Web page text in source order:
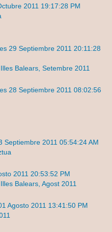
2011 19:17:28 PM
29 Septiembre 2011 20:11:28
Balears, Setembre 2011
28 Septiembre 2011 08:02:56
Septiembre 2011 05:54:24 AM
2011 20:53:52 PM
Balears, Agost 2011
Agosto 2011 13:41:50 PM